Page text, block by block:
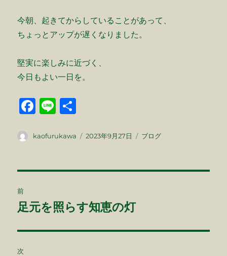
今朝、起きてからしていることがあって、
ちょっとアップが遅くなりました。
堅実に楽しみに近づく、
今日もよい一日を。
F
c
b
o
k
Li
e
投
kaofurukawa
投
2023年9月27日
カ
ブログ
稿
ビ
前
前
投
稿:
足元を照らす知恵の灯
次